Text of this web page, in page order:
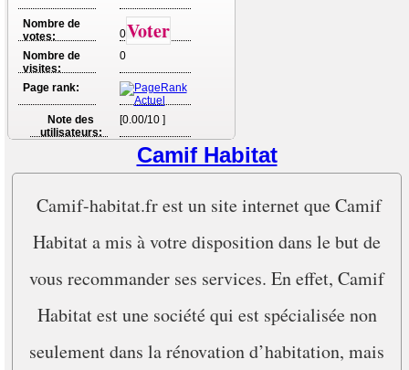
Nombre de
votes:
0Voter
Nombre de
visites:
0
Page rank:
Note des
utilisateurs:
[0.00/10 ]
Camif Habitat
Camif-habitat.fr est un site internet que Camif
Habitat a mis à votre disposition dans le but de
vous recommander ses services. En effet, Camif
Habitat est une société qui est spécialisée non
seulement dans la rénovation d’habitation, mais